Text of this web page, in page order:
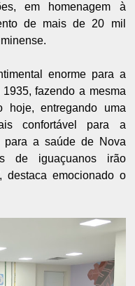
em homenagem à
de mais de 20 mil
enorme para a
fazendo a mesma
hoje, entregando uma
confortável para a
para a saúde de Nova
de iguaçuanos irão
destaca emocionado o